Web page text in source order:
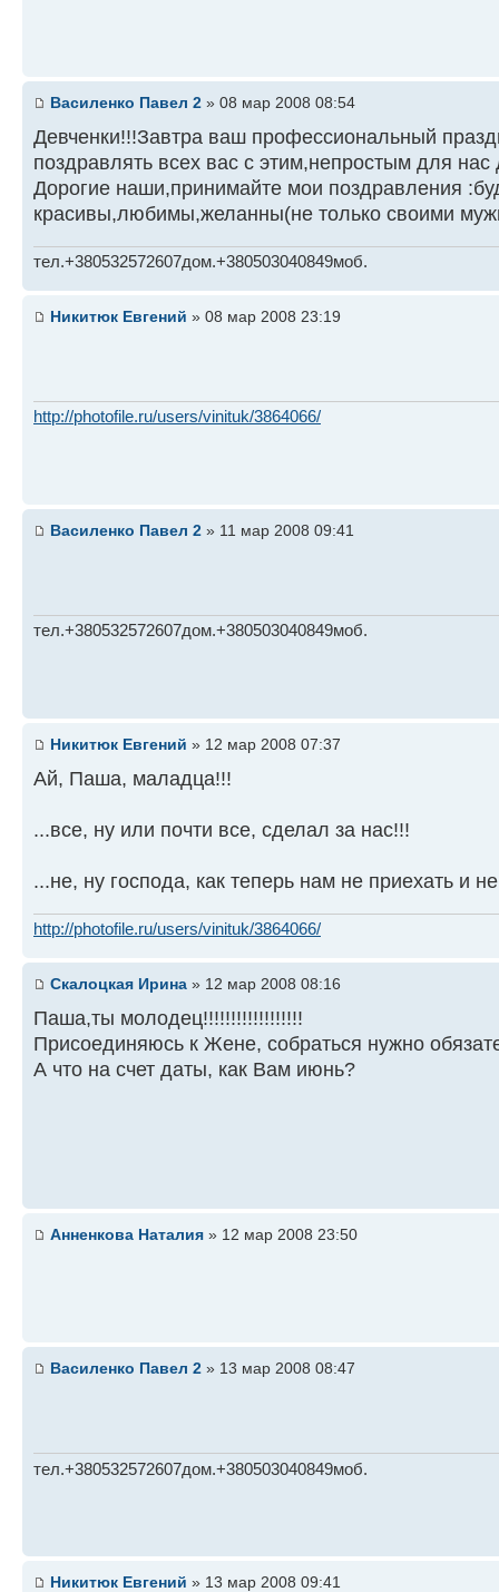
Василенко Павел 2 » 08 мар 2008 08:54
Девченки!!!Завтра ваш профессиональный
поздравлять всех вас с этим,непростым для нас
Дорогие наши,принимайте мои поздравления
красивы,любимы,желанны(не только своими
тел.+380532572607дом.+380503040849моб.
Никитюк Евгений » 08 мар 2008 23:19
http://photofile.ru/users/vinituk/3864066/
Василенко Павел 2 » 11 мар 2008 09:41
тел.+380532572607дом.+380503040849моб.
Никитюк Евгений » 12 мар 2008 07:37
Ай, Паша, маладца!!!
...все, ну или почти все, сделал за нас!!!
...не, ну господа, как теперь нам не приехать и
http://photofile.ru/users/vinituk/3864066/
Скалоцкая Ирина » 12 мар 2008 08:16
Паша,ты молодец!!!!!!!!!!!!!!!!!!
Присоединяюсь к Жене, собраться нужно
А что на счет даты, как Вам июнь?
Анненкова Наталия » 12 мар 2008 23:50
Василенко Павел 2 » 13 мар 2008 08:47
тел.+380532572607дом.+380503040849моб.
Никитюк Евгений » 13 мар 2008 09:41